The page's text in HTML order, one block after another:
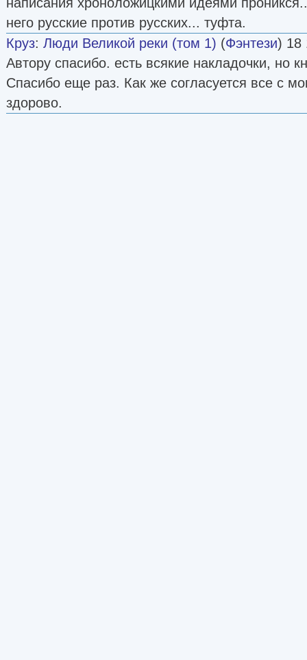
него русские против русских... туфта.
Круз: Люди Великой реки (том 1) (Фэнтези) 18
Автору спасибо. есть всякие накладочки, но
Спасибо еще раз. Как же согласуется все с
здорово.